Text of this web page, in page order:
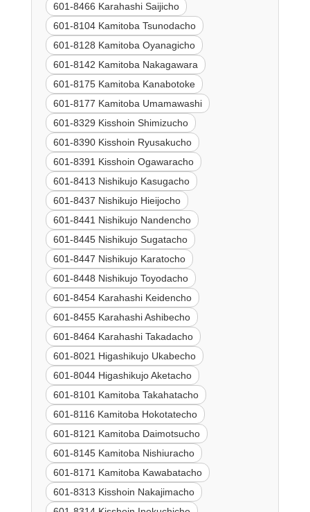
601-8466 Karahashi Saijicho
601-8104 Kamitoba Tsunodacho
601-8128 Kamitoba Oyanagicho
601-8142 Kamitoba Nakagawara
601-8175 Kamitoba Kanabotoke
601-8177 Kamitoba Umamawashi
601-8329 Kisshoin Shimizucho
601-8390 Kisshoin Ryusakucho
601-8391 Kisshoin Ogawaracho
601-8413 Nishikujo Kasugacho
601-8437 Nishikujo Hieijocho
601-8441 Nishikujo Nandencho
601-8445 Nishikujo Sugatacho
601-8447 Nishikujo Karatocho
601-8448 Nishikujo Toyodacho
601-8454 Karahashi Keidencho
601-8455 Karahashi Ashibecho
601-8464 Karahashi Takadacho
601-8021 Higashikujo Ukabecho
601-8044 Higashikujo Aketacho
601-8101 Kamitoba Takahatacho
601-8116 Kamitoba Hokotatecho
601-8121 Kamitoba Daimotsucho
601-8145 Kamitoba Nishiuracho
601-8171 Kamitoba Kawabatacho
601-8313 Kisshoin Nakajimacho